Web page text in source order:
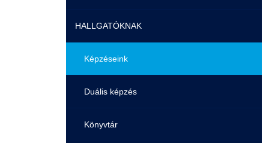
Pontozási rendszer szabályai
Felvetteknek
Képzéseink
Duális képzés
HALLGATÓKNAK
Képzéseink
Duális képzés
Könyvtár